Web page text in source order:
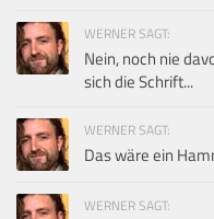
WERNER SAGT:
Nein, noch nie
sich die Schrift...
WERNER SAGT:
Das wäre ein
WERNER SAGT: